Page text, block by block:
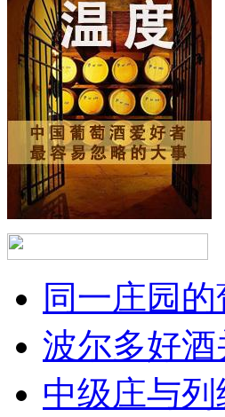
同一庄园
波尔多好
中级庄与